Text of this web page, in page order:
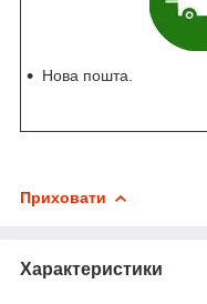
Нова пошта.
Приховати
Характеристики